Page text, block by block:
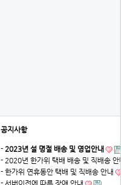
공지사항
- 2023년 설 명절 배송 및 영업안내
- 2020년 한가위 택배 배송 및 직배송 안내
- 한가위 연휴동안 택배 및 직배송 안내
- 서버이전에 따른 장애 안내